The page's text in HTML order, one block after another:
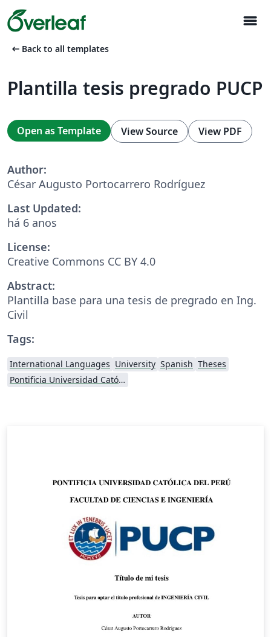
menu
arrow_left_alt Back to all templates
Plantilla tesis pregrado PUCP
Open as Template View Source View PDF
Author:
César Augusto Portocarrero Rodríguez
Last Updated:
há 6 anos
License:
Creative Commons CC BY 4.0
Abstract:
Plantilla base para una tesis de pregrado en Ing.
Civil
Tags:
International Languages University Spanish Theses
Pontificia Universidad Católica del Perú